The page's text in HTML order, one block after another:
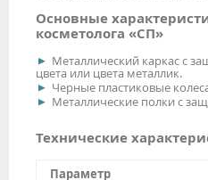
Основные
косметолога «СП»
Металлический каркас с
цвета или цвета металлик.
Черные пластиковые
Металлические полки с
Технические
Параметр